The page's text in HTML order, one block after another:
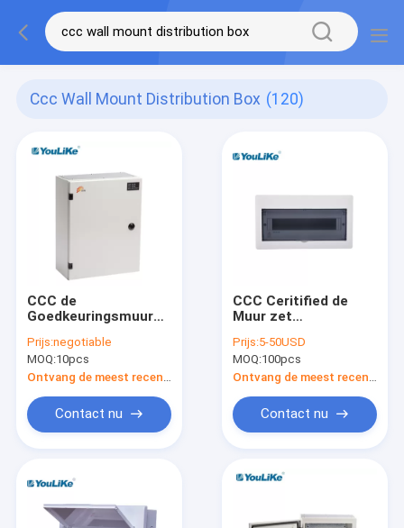
Ccc Wall Mount Distribution Box (120)
CCC de
Goedkeuringsmuur
op
Prijs:negotiable
MOQ:10pcs
Contact nu
CCC Ceritified de
Muur zet
Maniermcb Doos
voor Macht het
Laden op
Prijs:5-50USD
MOQ:100pcs
Contact nu